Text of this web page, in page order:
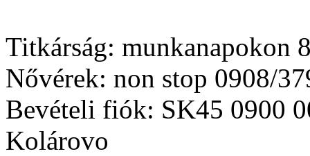
Titkárság: munkanapokon
Nővérek: non stop 0908/
Bevételi fiók: SK45 0900
Kolárovo